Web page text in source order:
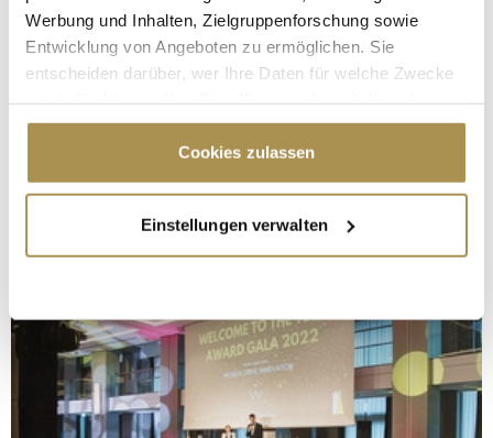
Werbung und Inhalten, Zielgruppenforschung sowie
Entwicklung von Angeboten zu ermöglichen. Sie
entscheiden darüber, wer Ihre Daten für welche Zwecke
Cookie-Erklärung oder durch Klicken auf das Privacy
Trigger Symbol ändern oder widerrufen
Informationen über Ihre geografische Lage
erfassen, welche bis auf einige Meter genau sein
bestimmten Merkmalen (Fingerprinting) identifizieren
Erfahren Sie mehr darüber, wie Ihre persönlichen Daten
verarbeitet werden, und legen Sie Ihre Präferenzen im
Abschnitt Einzelheitenfest.
Cookies zulassen
Einstellungen verwalten